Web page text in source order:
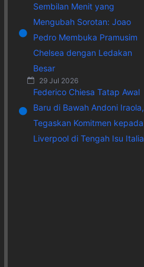
Sembilan Menit yang
Mengubah Sorotan: Joao
Pedro Membuka Pramusim
Chelsea dengan Ledakan
Besar
29 Jul 2026
Federico Chiesa Tatap Awal
Baru di Bawah Andoni Iraola,
Tegaskan Komitmen kepada
Liverpool di Tengah Isu Italia